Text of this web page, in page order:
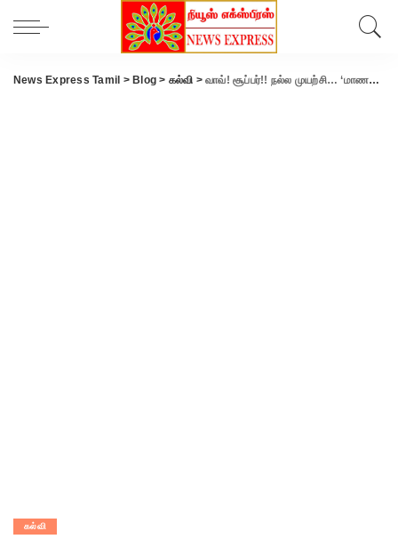
News Express Tamil > Blog > கல்வி >வாவ்! சூப்பர்!! நல்ல முயற்சி… ‘மாணவர் மனசு’ என்ற புகார் பெட்டி… கோத்தகிரி அரசு மேல்நிலைப் பள்ளியில் அமைப்பு ..!!
கல்வி